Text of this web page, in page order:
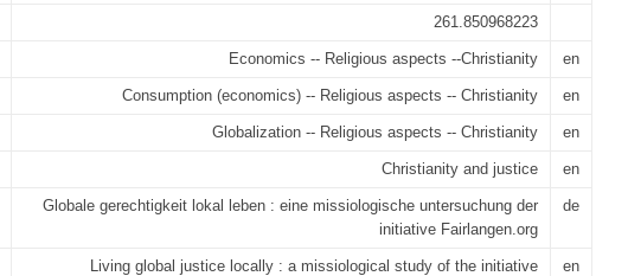
261.850968223
Economics -- Religious aspects --Christianity en
Consumption (economics) -- Religious aspects -- Christianity en
Globalization -- Religious aspects -- Christianity en
Christianity and justice en
Globale gerechtigkeit lokal leben : eine missiologische untersuchung der
initiative Fairlangen.org
de
Living global justice locally : a missiological study of the initiative
en